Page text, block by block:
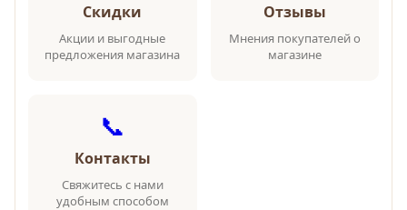
Скидки
Акции и выгодные
предложения магазина
Отзывы
Мнения покупателей о
магазине
📞
Контакты
Свяжитесь с нами
удобным способом